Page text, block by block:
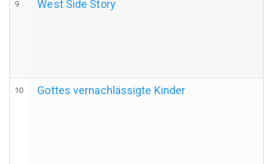
9 West Side Story
10 Gottes vernachlässigte Kinder